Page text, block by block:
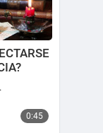
Reproducciones
0:45